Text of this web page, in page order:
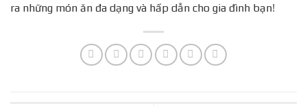
ra những món ăn đa dạng và hấp dẫn cho gia đình bạn!